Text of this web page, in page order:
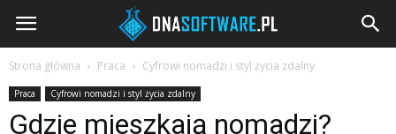
DNAsoftware.pl
Strona główna Praca Cyfrowi nomadzi i styl życia zdalny
Praca Cyfrowi nomadzi i styl życia zdalny
Gdzie mieszkają nomadzi?